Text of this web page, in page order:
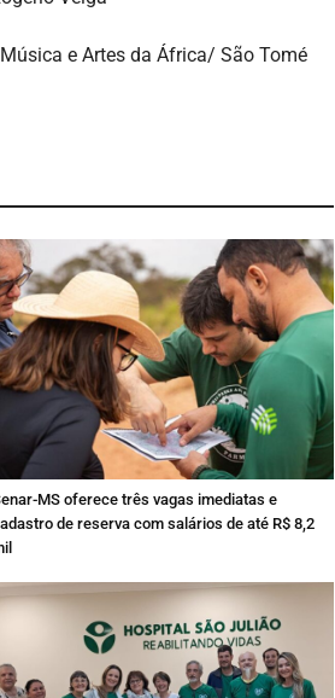
e Artes da África/ São Tomé
MS oferece três vagas imediatas e
de reserva com salários de até R$ 8,2